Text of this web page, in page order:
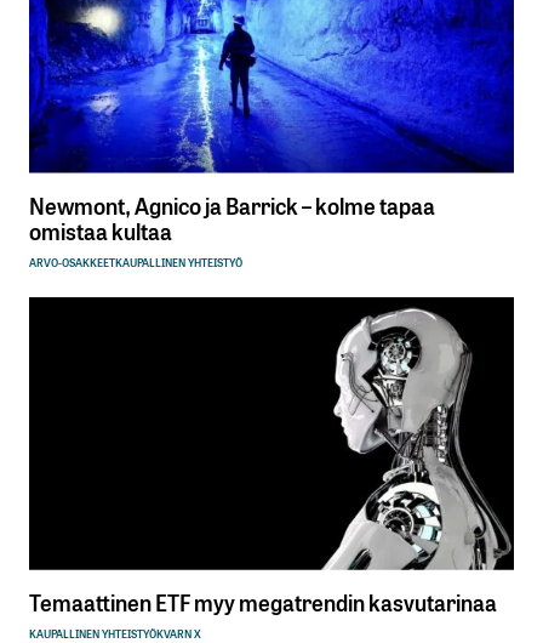
Newmont, Agnico ja Barrick – kolme tapaa
omistaa kultaa
ARVO-OSAKKEETKAUPALLINEN YHTEISTYÖ
Temaattinen ETF myy megatrendin kasvutarinaa
KAUPALLINEN YHTEISTYÖKVARN X